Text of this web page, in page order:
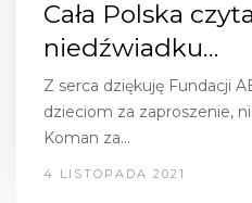
Cała Polska
niedźwiadku…
Z serca dziękuję Fundacji
dzieciom za zaproszenie,
Koman za…
4 LISTOPADA 2021